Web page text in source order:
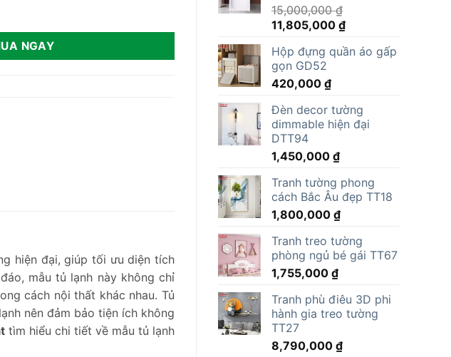
15,000,000₫
Giá
là:
15,000,000 ₫.
11,805,000 ₫Giá
tại
Hộp đựng quần áo gấp
gọn GD52
420,000 ₫
Đèn decor tường
dimmable hiện đại
DTT94
1,450,000 ₫
Tranh tường phong
cách Bắc Âu đẹp TT18
1,800,000 ₫
Tranh treo tường
phòng ngủ bé gái TT67
1,755,000 ₫
Tranh phù điêu 3D phi
hành gia treo tường
TT27
8,790,000 ₫
cấp GD47 số lượng
NGAY
hiện đại, giúp tối ưu diện tích
mẫu tủ lạnh này không chỉ
cách nội thất khác nhau. Tủ
nên đảm bảo tiện ích không
tìm hiểu chi tiết về mẫu tủ lạnh